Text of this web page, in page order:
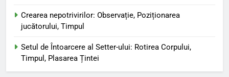
Crearea nepotrivirilor: Observație, Poziționarea
jucătorului, Timpul
Setul de Întoarcere al Setter-ului: Rotirea Corpului,
Timpul, Plasarea Țintei